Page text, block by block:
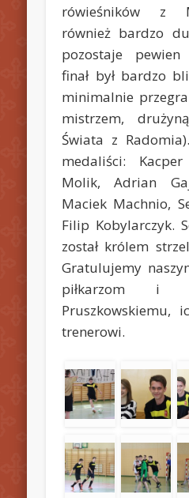
rówieśników z
również bardzo
pozostaje
finał był bardzo
minimalnie
mistrzem,
Świata z
medaliści:
Molik, Adrian
Maciek Machnio,
Filip Kobylarczyk.
został królem
Gratulujemy
piłkarzom i
Pruszkowskiemu,
trenerowi.